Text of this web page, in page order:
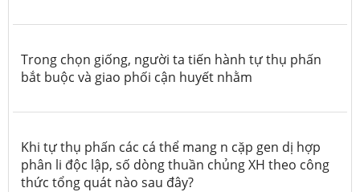
Trong chọn giống, người ta tiến hành tự thụ phấn
bắt buộc và giao phối cận huyết nhằm
Khi tự thụ phấn các cá thể mang n cặp gen dị hợp
phân li độc lập, số dòng thuần chủng XH theo công
thức tổng quát nào sau đây?